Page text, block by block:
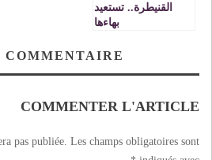
القنيطرة.. تستعيد
بهاءها
COMMENTAIRE
COMMENTER L'ARTICLE
pas publiée. Les champs obligatoires sont